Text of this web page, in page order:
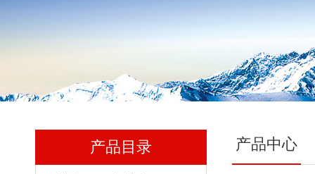
产品目录 产品中心